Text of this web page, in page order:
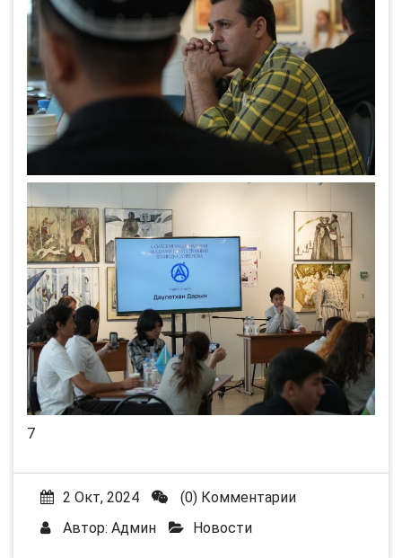
7
2 Окт, 2024
(0) Комментарии
Автор: Админ Новости